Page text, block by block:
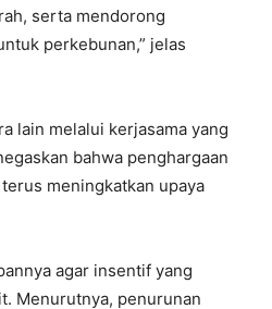
serta mendorong
perkebunan,” jelas
lain melalui kerjasama yang
bahwa penghargaan
meningkatkan upaya
agar insentif yang
Menurutnya, penurunan